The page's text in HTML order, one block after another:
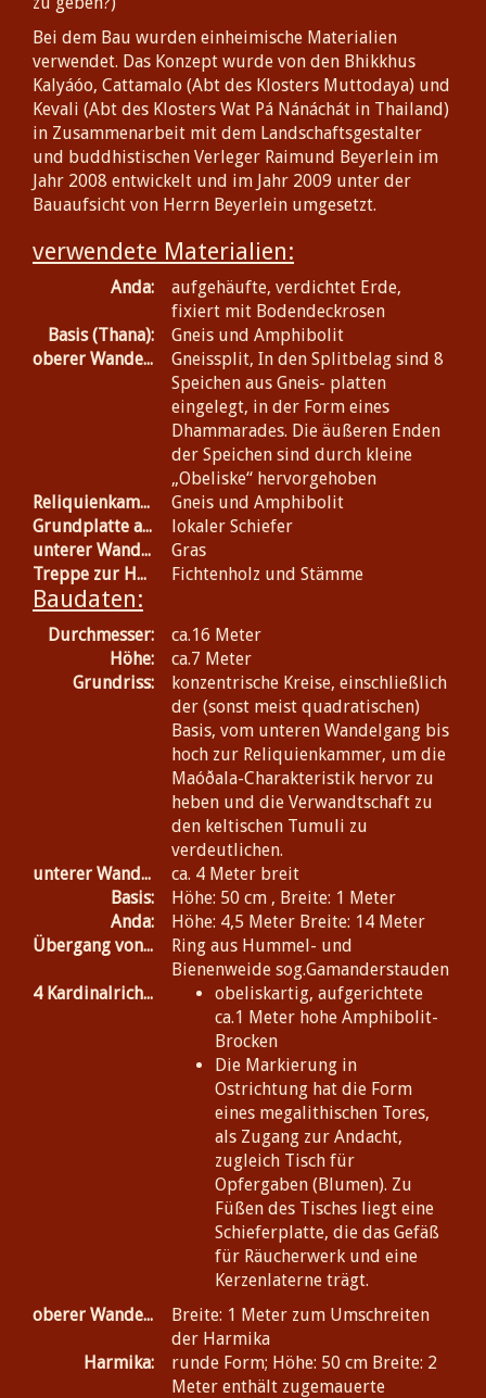
Bei dem Bau wurden einheimische Materialien
verwendet. Das Konzept wurde von den Bhikkhus
Kalyáóo, Cattamalo (Abt des Klosters Muttodaya) und
Kevali (Abt des Klosters Wat Pá Nánáchát in Thailand)
in Zusammenarbeit mit dem Landschaftsgestalter
und buddhistischen Verleger Raimund Beyerlein im
Jahr 2008 entwickelt und im Jahr 2009 unter der
Bauaufsicht von Herrn Beyerlein umgesetzt.
verwendete Materialien:
Anda:
aufgehäufte, verdichtet Erde,
fixiert mit Bodendeckrosen
Basis (Thana):
Gneis und Amphibolit
oberer Wandelgang (Cankama):
Gneissplit, In den Splitbelag sind 8
Speichen aus Gneis- platten
eingelegt, in der Form eines
Dhammarades. Die äußeren Enden
der Speichen sind durch kleine
„Obeliske“ hervorgehoben
Reliquienkammer:
Gneis und Amphibolit
Grundplatte am Oststein-Altar:
lokaler Schiefer
unterer Wandelgang:
Gras
Treppe zur Harmika:
Fichtenholz und Stämme
Baudaten:
Durchmesser:
ca.16 Meter
Höhe:
ca.7 Meter
Grundriss:
konzentrische Kreise, einschließlich
der (sonst meist quadratischen)
Basis, vom unteren Wandelgang bis
hoch zur Reliquienkammer, um die
Maóðala-Charakteristik hervor zu
heben und die Verwandtschaft zu
den keltischen Tumuli zu
verdeutlichen.
unterer Wandelgang:
ca. 4 Meter breit
Basis:
Höhe: 50 cm , Breite: 1 Meter
Anda:
Höhe: 4,5 Meter Breite: 14 Meter
Übergang von Basis zum Anda:
Ring aus Hummel- und
Bienenweide sog.Gamanderstauden
4 Kardinalrichtungen:
obeliskartig, aufgerichtete
ca.1 Meter hohe Amphibolit-
Brocken
Die Markierung in
Ostrichtung hat die Form
eines megalithischen Tores,
als Zugang zur Andacht,
zugleich Tisch für
Opfergaben (Blumen). Zu
Füßen des Tisches liegt eine
Schieferplatte, die das Gefäß
für Räucherwerk und eine
Kerzenlaterne trägt.
oberer Wandelgang:
Breite: 1 Meter zum Umschreiten
der Harmika
Harmika:
runde Form; Höhe: 50 cm Breite: 2
Meter enthält zugemauerte